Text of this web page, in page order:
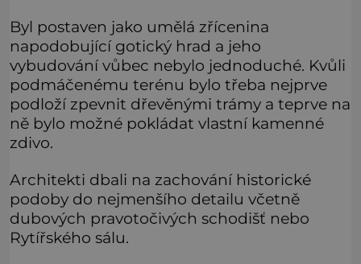
Byl postaven jako umělá zřícenina
napodobující gotický hrad a jeho
vybudování vůbec nebylo jednoduché. Kvůli
podmáčenému terénu bylo třeba nejprve
podloží zpevnit dřevěnými trámy a teprve na
ně bylo možné pokládat vlastní kamenné
zdivo.
Architekti dbali na zachování historické
podoby do nejmenšího detailu včetně
dubových pravotočivých schodišť nebo
Rytířského sálu.